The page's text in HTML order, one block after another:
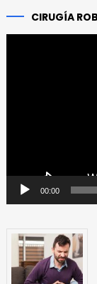
CIRUGÍA
00:00